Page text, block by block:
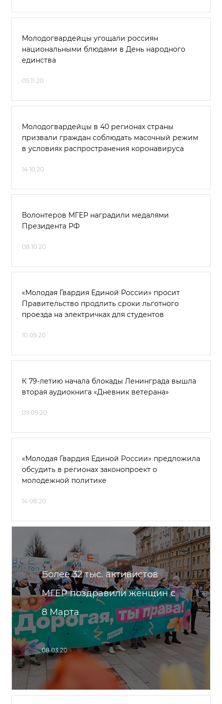
Молодогвардейцы угощали россиян
национальными блюдами в День народного
единства
05.11.20
Молодогвардейцы в 40 регионах страны
призвали граждан соблюдать масочный режим
в условиях распространения коронавируса
14.10.20
Волонтеров МГЕР наградили медалями
Президента РФ
08.10.20
«Молодая Гвардия Единой России» просит
Правительство продлить сроки льготного
проезда на электричках для студентов
10.09.20
К 79-летию начала блокады Ленинграда вышла
вторая аудиокнига «Дневник ветерана»
09.09.20
«Молодая Гвардия Единой России» предложила
обсудить в регионах законопроект о
молодежной политике
14.08.20
Более 32 тыс. активистов
МГЕР поздравили женщин с
8 Марта
08.03.20